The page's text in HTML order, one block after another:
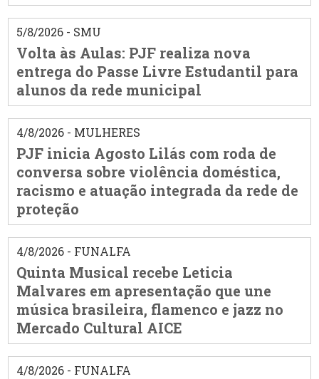
5/8/2026 - SMU
Volta às Aulas: PJF realiza nova
entrega do Passe Livre Estudantil para
alunos da rede municipal
4/8/2026 - MULHERES
PJF inicia Agosto Lilás com roda de
conversa sobre violência doméstica,
racismo e atuação integrada da rede de
proteção
4/8/2026 - FUNALFA
Quinta Musical recebe Leticia
Malvares em apresentação que une
música brasileira, flamenco e jazz no
Mercado Cultural AICE
4/8/2026 - FUNALFA